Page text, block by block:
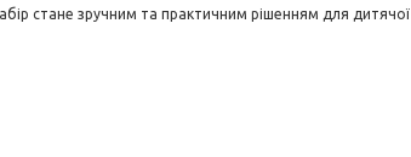
стане зручним та практичним рішенням для дитячої